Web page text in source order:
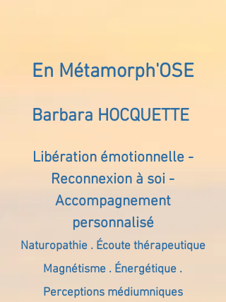
En Métamorph'OSE
Barbara HOCQUETTE
Libération émotionnelle -
Reconnexion à soi -
Accompagnement
personnalisé
Naturopathie . Écoute thérapeutique
Magnétisme . Énergétique .
Perceptions médiumniques